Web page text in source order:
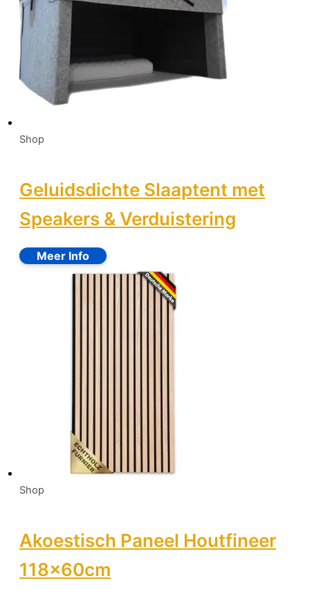
Shop
Geluidsdichte Slaaptent met
Speakers & Verduistering
Shop
Akoestisch Paneel Houtfineer
118x60cm